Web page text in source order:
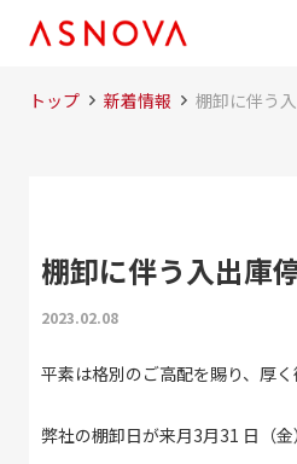
トップ 新着情報 棚卸に伴う
棚卸に伴う入出庫
2023.02.08
平素は格別のご高配を賜り、厚く
弊社の棚卸日が来月3月31 日（金